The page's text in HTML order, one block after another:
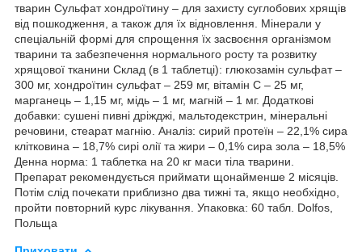
тварин Сульфат хондроїтину – для захисту суглобових хрящів
від пошкодження, а також для їх відновлення. Мінерали у
спеціальній формі для спрощення їх засвоєння організмом
тварини та забезпечення нормального росту та розвитку
хрящової тканини Склад (в 1 таблетці): глюкозамін сульфат –
300 мг, хондроїтин сульфат – 259 мг, вітамін С – 25 мг,
марганець – 1,15 мг, мідь – 1 мг, магній – 1 мг. Додаткові
добавки: сушені пивні дріжджі, мальтодекстрин, мінеральні
речовини, стеарат магнію. Аналіз: сирий протеїн – 22,1% сира
клітковина – 18,7% сирі олії та жири – 0,1% сира зола – 18,5%
Денна норма: 1 таблетка на 20 кг маси тіла тварини.
Препарат рекомендується приймати щонайменше 2 місяців.
Потім слід почекати приблизно два тижні та, якщо необхідно,
пройти повторний курс лікування. Упаковка: 60 табл. Dolfos,
Польща